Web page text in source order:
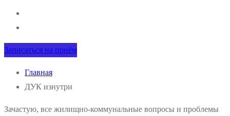
Записаться на приём
Главная
ДУК изнутри
Зачастую, все жилищно-коммунальные вопросы и проблемы